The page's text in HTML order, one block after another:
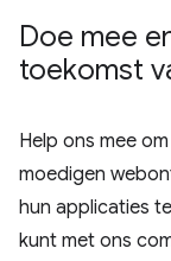
Doe mee
toekomst
Help ons mee
moedigen
hun applicaties
kunt met ons